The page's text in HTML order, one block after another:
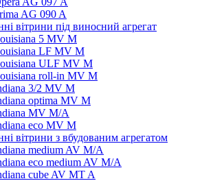
AG 090 A
вітрини під виносний агрегат
5 MV M
LF MV M
ULF MV M
roll-in MV M
3/2 MV M
optima MV M
MV M/A
eco MV M
вітрини з вбудованим агрегатом
medium AV M/A
eco medium AV M/A
cube AV MT A